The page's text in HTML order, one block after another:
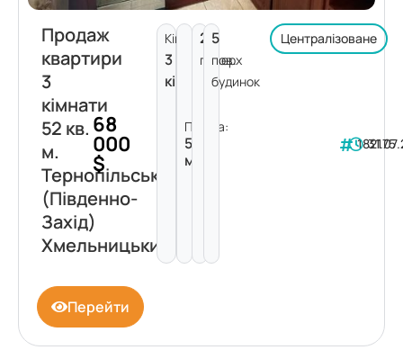
Продаж
квартири
3
кімнати
52 кв.
м.
Тернопільська
(Південно-
Захід)
Хмельницький
68
000
$
Кімнат:
3
кімнати
Площа:
52
м²
2
поверх
5
пов.
будинок
Централізоване
182175
Перейти